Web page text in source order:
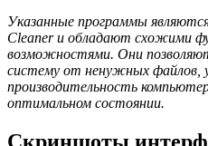
Указанные программы
Cleaner и обладают схожими
возможностями. Они
систему от ненужных файлов,
производительность
оптимальном состоянии.